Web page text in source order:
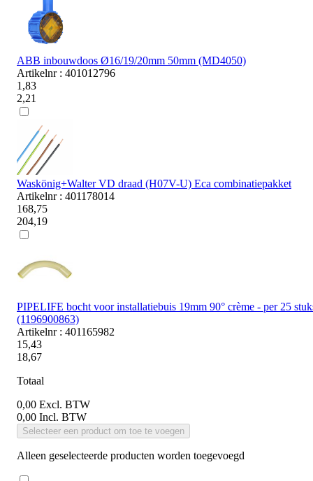
ABB inbouwdoos Ø16/19/20mm 50mm (MD4050)
Artikelnr : 401012796
1,83
2,21
Waskönig+Walter VD draad (H07V-U) Eca combinatiepakket
Artikelnr : 401178014
168,75
204,19
PIPELIFE bocht voor installatiebuis 19mm 90° crème - per 25
(1196900863)
Artikelnr : 401165982
15,43
18,67
Totaal
0,00 Excl. BTW
0,00 Incl. BTW
Selecteer een product om toe te voegen
Alleen geselecteerde producten worden toegevoegd